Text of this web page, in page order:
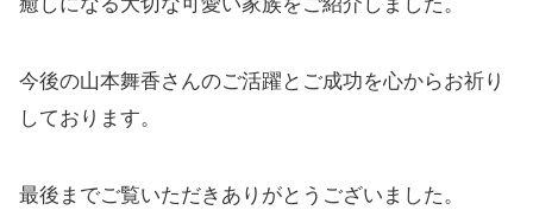
今後の山本舞香さんのご活躍とご成功を心からお祈り
しております。
最後までご覧いただきありがとうございました。